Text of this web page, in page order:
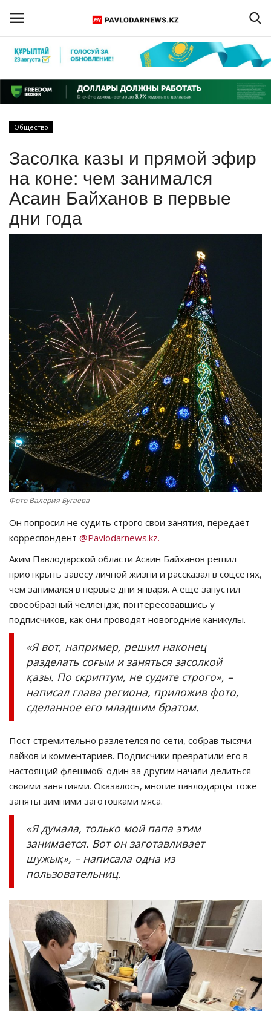
Регистрация
Главная
КАЗАХСТАН
МИР
Чек-лист
РАЗВЛЕЧЕНИЯ
OFFICIAL
Курултай
Язык
Қазақша Русский
Общество
Засолка казы и прямой эфир
на коне: чем занимался
Асаин Байханов в первые
дни года
Фото Валерия Бугаева
Он попросил не судить строго свои занятия, передаёт
корреспондент @Pavlodarnews.kz.
Аким Павлодарской области Асаин Байханов решил
приоткрыть завесу личной жизни и рассказал в соцсетях,
чем занимался в первые дни января. А еще запустил
своеобразный челлендж, понтересовавшись у
подписчиков, как они проводят новогодние каникулы.
«Я вот, например, решил наконец
разделать соғым и заняться засолкой
қазы. По скриптум, не судите строго», –
написал глава региона, приложив фото,
сделанное его младшим братом.
Пост стремительно разлетелся по сети, собрав тысячи
лайков и комментариев. Подписчики превратили его в
настоящий флешмоб: один за другим начали делиться
своими занятиями. Оказалось, многие павлодарцы тоже
заняты зимними заготовками мяса.
«Я думала, только мой папа этим
занимается. Вот он заготавливает
шужық», – написала одна из
пользовательниц.